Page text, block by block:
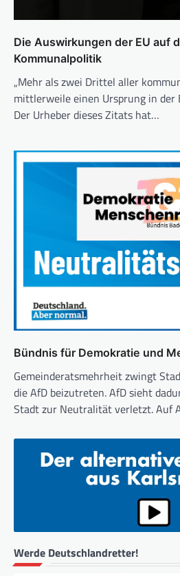
Die Auswirkungen der EU auf
Kommunalpolitik
„Mehr als zwei Drittel aller
mittlerweile einen Ursprung in der
Der Urheber dieses Zitats hat…
Bündnis für Demokratie und
Gemeinderatsmehrheit zwingt
die AfD beizutreten. AfD sieht
Stadt zur Neutralität verletzt. Auf
Werde Deutschlandretter!